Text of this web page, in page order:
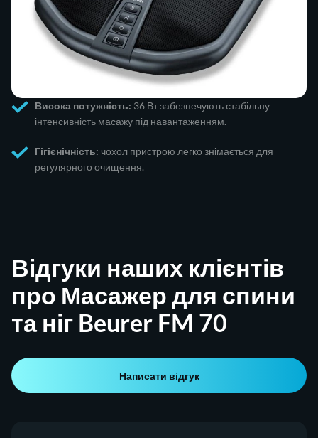
Висока потужність: 36 Вт забезпечують стабільну
інтенсивність масажу під навантаженням.
Гігієнічність: чохол пристрою легко знімається для
регулярного очищення.
Відгуки наших клієнтів
про Масажер для спини
та ніг Beurer FM 70
Написати відгук